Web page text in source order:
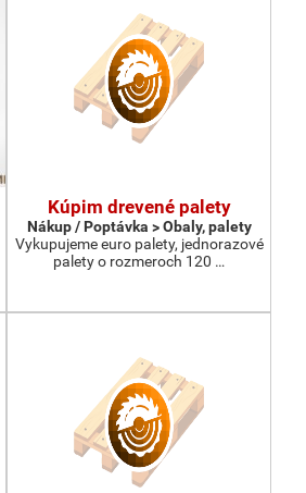
Kúpim drevené palety
Nákup / Poptávka > Obaly, palety
Vykupujeme euro palety, jednorazové
palety o rozmeroch 120 …